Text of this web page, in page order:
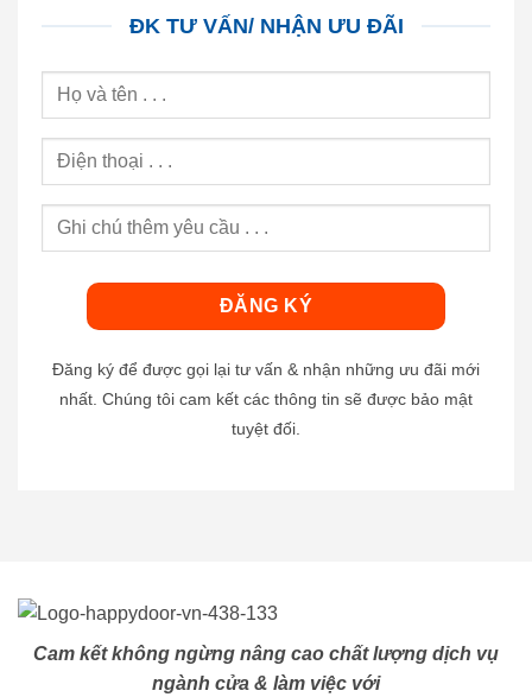
ĐK TƯ VẤN/ NHẬN ƯU ĐÃI
Đăng ký để được gọi lại tư vấn & nhận những ưu đãi mới
nhất. Chúng tôi cam kết các thông tin sẽ được bảo mật
tuyệt đối.
Cam kết không ngừng nâng cao chất lượng dịch vụ
ngành cửa & làm việc với